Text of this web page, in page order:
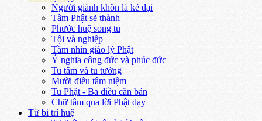
Người giành khôn là kẻ dại
Tâm Phật sẽ thành
Phước huệ song tu
Tội và nghiệp
Tầm nhìn giáo lý Phật
Ý nghĩa công đức và phúc đức
Tu tâm và tu tướng
Mười điều tâm niệm
Tu Phật - Ba điều căn bản
Chữ tâm qua lời Phật dạy
Từ bi trí huệ